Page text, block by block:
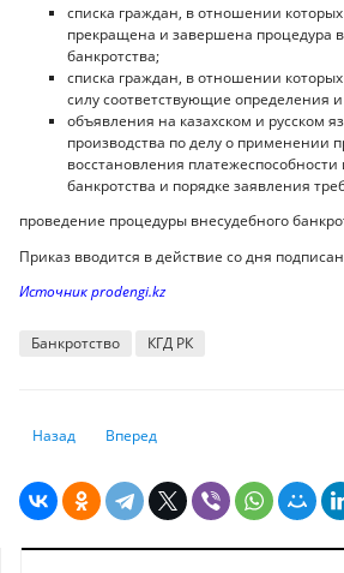
списка граждан, в отношении
прекращена и завершена процедура
банкротства;
списка граждан, в отношении
силу соответствующие определения
объявления на казахском и русском
производства по делу о применении
восстановления платежеспособности
банкротства и порядке заявления
проведение процедуры внесудебного
Приказ вводится в действие со дня
Источник prodengi.kz
Банкротство КГД РК
Предыдущий: Эксперты указали на риски
Назад Следующий: Что происходит с
Вперед